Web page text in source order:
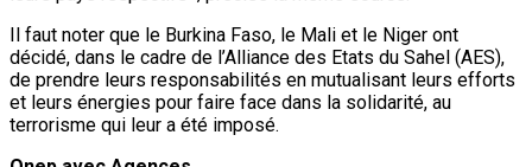
Il faut noter que le Burkina Faso, le Mali et le Niger ont
décidé, dans le cadre de l’Alliance des Etats du Sahel (AES),
de prendre leurs responsabilités en mutualisant leurs efforts
et leurs énergies pour faire face dans la solidarité, au
terrorisme qui leur a été imposé.